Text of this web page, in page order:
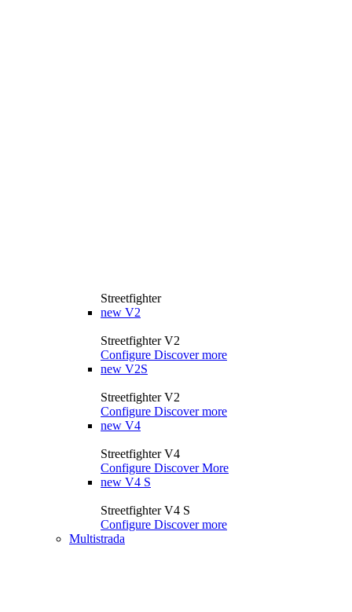
Streetfighter
new V2
Streetfighter V2
Configure Discover more
new V2S
Streetfighter V2
Configure Discover more
new V4
Streetfighter V4
Configure Discover More
new V4 S
Streetfighter V4 S
Configure Discover more
Multistrada